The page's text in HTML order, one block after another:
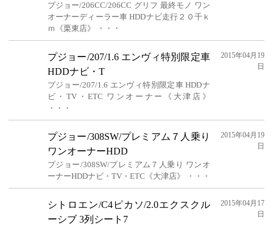
プジョー/206CC/206CC グリフ 最終モノ ワン
オーナーディーラー車 HDDナビ走行２０千ｋ
ｍ《栗東店》 ・・・
プジョー/207/1.6 エンヴィ特別限定車
HDDナビ・T
プジョー/207/1.6 エンヴィ特別限定車 HDDナ
ビ・TV・ETC ワンオーナー《大津店》
・・・
2015年04月19
日
プジョー/308SW/プレミアム７人乗り
ワンオーナーHDD
プジョー/308SW/プレミアム７人乗り ワンオ
ーナーHDDナビ・TV・ETC《大津店》 ・・・
2015年04月19
日
シトロエン/C4ピカソ/2.0エクスクル
ーシブ 3列シート7
2015年04月17
日